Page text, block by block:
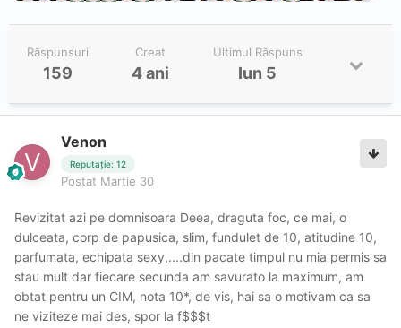
Răspunsuri
159
Creat
4 ani
Ultimul Răspuns
Iun 5
Venon
Reputație: 12
Postat Martie 30
Revizitat azi pe domnisoara Deea, draguta foc, ce mai, o
dulceata, corp de papusica, slim, fundulet de 10, atitudine 10,
parfumata, echipata sexy,....din pacate timpul nu mia permis sa
stau mult dar fiecare secunda am savurato la maximum, am
obtat pentru un CIM, nota 10*, de vis, hai sa o motivam ca sa
ne viziteze mai des, spor la f$$$t